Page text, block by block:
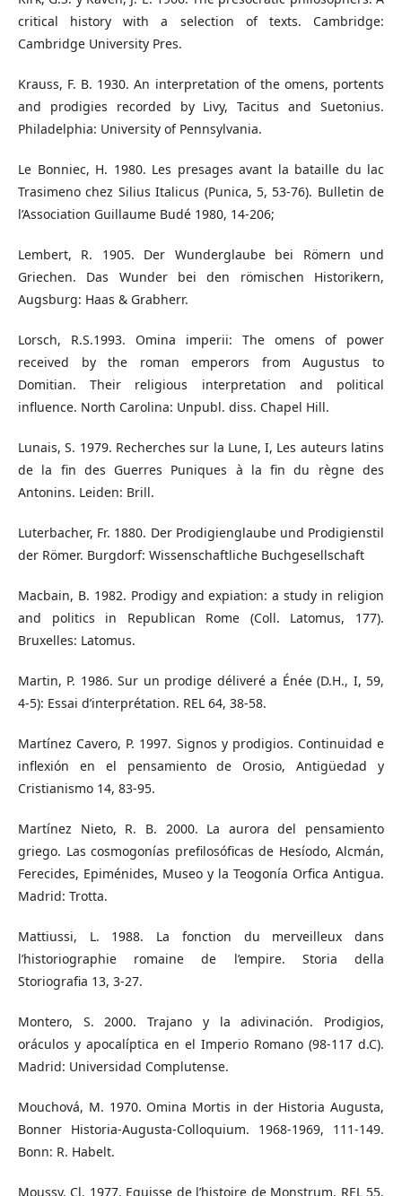
critical history with a selection of texts. Cambridge:
Cambridge University Pres.
Krauss, F. B. 1930. An interpretation of the omens, portents
and prodigies recorded by Livy, Tacitus and Suetonius.
Philadelphia: University of Pennsylvania.
Le Bonniec, H. 1980. Les presages avant la bataille du lac
Trasimeno chez Silius Italicus (Punica, 5, 53-76). Bulletin de
l’Association Guillaume Budé 1980, 14-206;
Lembert, R. 1905. Der Wunderglaube bei Römern und
Griechen. Das Wunder bei den römischen Historikern,
Augsburg: Haas & Grabherr.
Lorsch, R.S.1993. Omina imperii: The omens of power
received by the roman emperors from Augustus to
Domitian. Their religious interpretation and political
influence. North Carolina: Unpubl. diss. Chapel Hill.
Lunais, S. 1979. Recherches sur la Lune, I, Les auteurs latins
de la fin des Guerres Puniques à la fin du règne des
Antonins. Leiden: Brill.
Luterbacher, Fr. 1880. Der Prodigienglaube und Prodigienstil
der Römer. Burgdorf: Wissenschaftliche Buchgesellschaft
Macbain, B. 1982. Prodigy and expiation: a study in religion
and politics in Republican Rome (Coll. Latomus, 177).
Bruxelles: Latomus.
Martin, P. 1986. Sur un prodige déliveré a Énée (D.H., I, 59,
4-5): Essai d’interprétation. REL 64, 38-58.
Martínez Cavero, P. 1997. Signos y prodigios. Continuidad e
inflexión en el pensamiento de Orosio, Antigüedad y
Cristianismo 14, 83-95.
Martínez Nieto, R. B. 2000. La aurora del pensamiento
griego. Las cosmogonías prefilosóficas de Hesíodo, Alcmán,
Ferecides, Epiménides, Museo y la Teogonía Orfica Antigua.
Madrid: Trotta.
Mattiussi, L. 1988. La fonction du merveilleux dans
l’historiographie romaine de l’empire. Storia della
Storiografia 13, 3-27.
Montero, S. 2000. Trajano y la adivinación. Prodigios,
oráculos y apocalíptica en el Imperio Romano (98-117 d.C).
Madrid: Universidad Complutense.
Mouchová, M. 1970. Omina Mortis in der Historia Augusta,
Bonner Historia-Augusta-Colloquium. 1968-1969, 111-149.
Bonn: R. Habelt.
Moussy, Cl. 1977. Equisse de l’histoire de Monstrum. REL 55,